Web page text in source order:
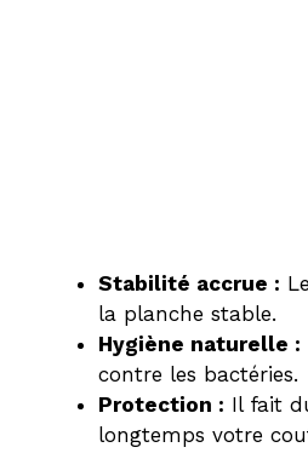
Stabilité accrue :
la planche stable.
Hygiène naturelle :
contre les bactéries.
Protection : Il fait
longtemps votre